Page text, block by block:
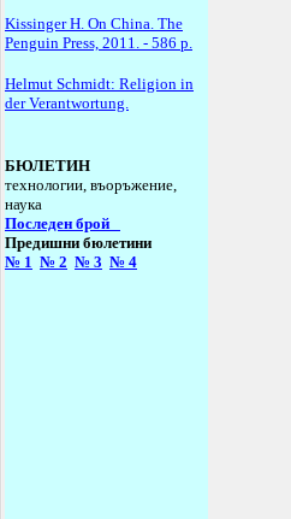
Kissinger H. On China. The
Penguin Press, 2011. - 586 p.
Helmut Schmidt: Religion in
der Verantwortung.
БЮЛЕТИН
технологии, въоръжение,
наука
Последен брой
Предишни бюлетини
№ 1 № 2 № 3 № 4